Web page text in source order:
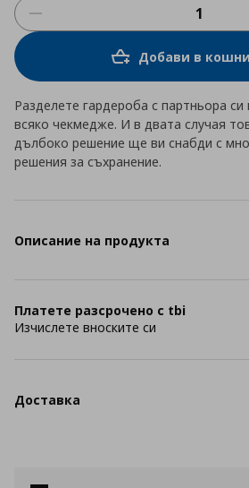
Добави в
Разделете гардероба с партньора си
всяко чекмедже. И в двата случая
дълбоко решение ще ви снабди с
решения за съхранение.
Описание на продукта
Платете разсрочено с tbi
Изчислете вноските си
Доставка